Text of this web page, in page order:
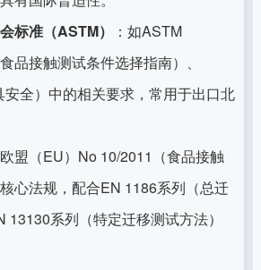
标准（ASTM）
：如ASTM
品接触测试条件选择指南）、
全）中的相关要求，常用于出口北
盟（EU）No 10/2011（食品接触
心法规，配合EN 1186系列（总迁
13130系列（特定迁移测试方法）